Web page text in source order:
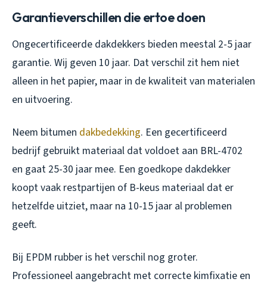
Garantieverschillen die ertoe doen
Ongecertificeerde dakdekkers bieden meestal 2-5 jaar
garantie. Wij geven 10 jaar. Dat verschil zit hem niet
alleen in het papier, maar in de kwaliteit van materialen
en uitvoering.
Neem bitumen dakbedekking. Een gecertificeerd
bedrijf gebruikt materiaal dat voldoet aan BRL-4702
en gaat 25-30 jaar mee. Een goedkope dakdekker
koopt vaak restpartijen of B-keus materiaal dat er
hetzelfde uitziet, maar na 10-15 jaar al problemen
geeft.
Bij EPDM rubber is het verschil nog groter.
Professioneel aangebracht met correcte kimfixatie en